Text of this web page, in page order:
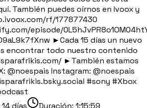
También puedes oírnos en Ivoox y
rf/177877430
episode/
►Cada 15 días un nuevo
encontrar todo nuestro contenido
►También estamos
@noespais Instagram: @noespais
#sony #Xbox
días Duración: 1:15:59